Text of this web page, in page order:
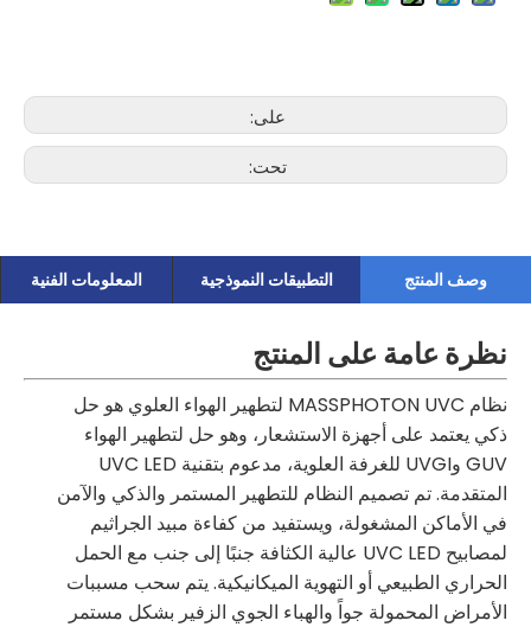
على:
تحت:
وصف المنتج التطبيقات النموذجية المعلومات الفنية
نظرة عامة على المنتج
نظام MASSPHOTON UVC لتطهير الهواء العلوي هو حل
ذكي يعتمد على أجهزة الاستشعار، وهو حل لتطهير الهواء
GUV وUVGI للغرفة العلوية، مدعوم بتقنية UVC LED
المتقدمة. تم تصميم النظام للتطهير المستمر والذكي والآمن
في الأماكن المشغولة، ويستفيد من كفاءة مبيد الجراثيم
لمصابيح UVC LED عالية الكثافة جنبًا إلى جنب مع الحمل
الحراري الطبيعي أو التهوية الميكانيكية. يتم سحب مسببات
الأمراض المحمولة جواً والهباء الجوي الزفير بشكل مستمر